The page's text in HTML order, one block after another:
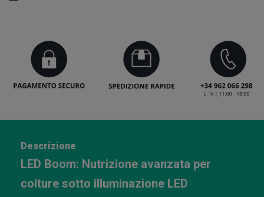
Descrizione
LED Boom: Nutrizione avanzata per
colture sotto illuminazione LED